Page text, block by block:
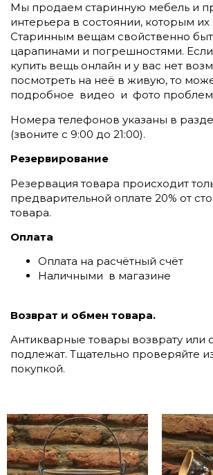
Мы продаем старинную мебель и
интерьера в состоянии, которым
Старинным вещам свойственно
царапинами и погрешностями.
купить вещь онлайн и у вас нет
посмотреть на неё в живую, то
подробное видео и фото
Номера телефонов указаны в
(звоните c 9:00 до 21:00).
Резервирование
Резервация товара происходит
предварительной оплате 20% от
товара.
Оплата
Оплата на расчётный счёт
Наличными в магазине
Возврат и обмен товара.
Антикварные товары возврату или
подлежат. Тщательно проверяйте
покупкой.